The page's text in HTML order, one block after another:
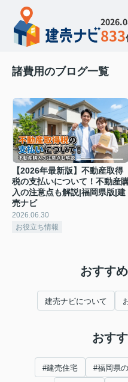
833
諸費用のブログ一覧
【2026年最新版】不動産取得
税の支払いについて！不動産
入の注意点も解説|福岡県版|建
売ナビ
2026.06.30
お役立ち情報
おすす
建売ナビについて
おす
#建売住宅 #福岡県